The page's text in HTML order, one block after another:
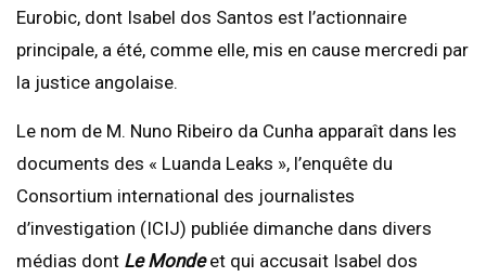
Eurobic, dont Isabel dos Santos est l’actionnaire
principale, a été, comme elle, mis en cause mercredi par
la justice angolaise.
Le nom de M. Nuno Ribeiro da Cunha apparaît dans les
documents des « Luanda Leaks », l’enquête du
Consortium international des journalistes
d’investigation (ICIJ) publiée dimanche dans divers
médias dont Le Mondeet qui accusait Isabel dos